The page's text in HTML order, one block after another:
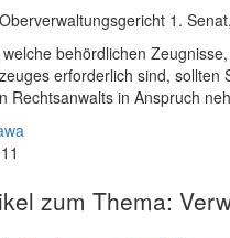
1.
behördlichen
erforderlich sind,
Rechtsanwalts in Anspruch
zum Thema: